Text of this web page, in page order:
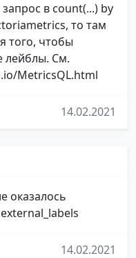
в count(...) by
то там
того, чтобы
лейблы. См.
MetricsQL.html
14.02.2021
оказалось
14.02.2021